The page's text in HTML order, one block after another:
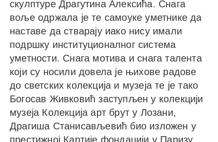
скулптуре Драгутина Алексића. Снага
воље одржала је те самоуке уметнике да
наставе да стварају иако нису имали
подршку институционалног система
уметности. Снага мотива и снага талента
који су носили довела је њихове радове
до светских колекција и музеја те је тако
Богосав Живковић заступљен у колекцији
музеја Колекција арт брут у Лозани,
Драгиша Станисављевић био изложен у
престижној Картије фондацији у Паризу.